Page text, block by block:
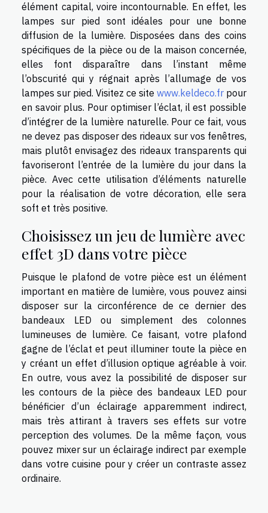
élément capital, voire incontournable. En effet, les
lampes sur pied sont idéales pour une bonne
diffusion de la lumière. Disposées dans des coins
spécifiques de la pièce ou de la maison concernée,
elles font disparaître dans l’instant même
l’obscurité qui y régnait après l’allumage de vos
lampes sur pied. Visitez ce site www.keldeco.fr pour
en savoir plus. Pour optimiser l’éclat, il est possible
d’intégrer de la lumière naturelle. Pour ce fait, vous
ne devez pas disposer des rideaux sur vos fenêtres,
mais plutôt envisagez des rideaux transparents qui
favoriseront l’entrée de la lumière du jour dans la
pièce. Avec cette utilisation d’éléments naturelle
pour la réalisation de votre décoration, elle sera
soft et très positive.
Choisissez un jeu de lumière avec
effet 3D dans votre pièce
Puisque le plafond de votre pièce est un élément
important en matière de lumière, vous pouvez ainsi
disposer sur la circonférence de ce dernier des
bandeaux LED ou simplement des colonnes
lumineuses de lumière. Ce faisant, votre plafond
gagne de l’éclat et peut illuminer toute la pièce en
y créant un effet d’illusion optique agréable à voir.
En outre, vous avez la possibilité de disposer sur
les contours de la pièce des bandeaux LED pour
bénéficier d’un éclairage apparemment indirect,
mais très attirant à travers ses effets sur votre
perception des volumes. De la même façon, vous
pouvez mixer sur un éclairage indirect par exemple
dans votre cuisine pour y créer un contraste assez
ordinaire.